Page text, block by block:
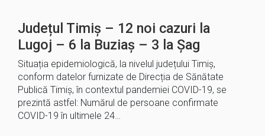
Județul Timiș – 12 noi cazuri la
Lugoj – 6 la Buziaș – 3 la Șag
Situația epidemiologică, la nivelul județului Timiș,
conform datelor furnizate de Direcția de Sănătate
Publică Timiș, în contextul pandemiei COVID-19, se
prezintă astfel: Numărul de persoane confirmate
COVID-19 în ultimele 24…